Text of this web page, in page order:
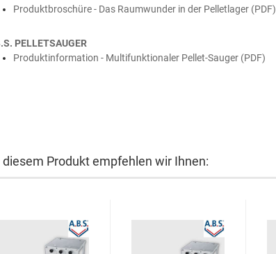
Produktbroschüre - Das Raumwunder in der Pelletlager (PDF)
PELLETSAUGER
Produktinformation - Multifunktionaler Pellet-Sauger (PDF)
diesem Produkt empfehlen wir Ihnen: